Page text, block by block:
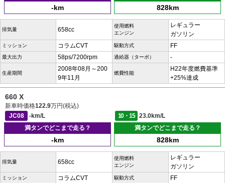
-km 828km
排気量 658cc
使用燃料
エンジン
レギュラー
ガソリン
ミッション コラムCVT 駆動方式 FF
最大出力 58ps/7200rpm 過給器（ターボ） -
生産期間
2008年08月～200
9年11月
燃費性能
H22年度燃費基準
+25%達成
660 X
新車時価格122.9万円(税込)
JC08
-km/L 10・15
23.0km/L
満タンでどこまで走る？
-km
満タンでどこまで走る？
828km
排気量 658cc
使用燃料
エンジン
レギュラー
ガソリン
ミッション コラムCVT 駆動方式 FF